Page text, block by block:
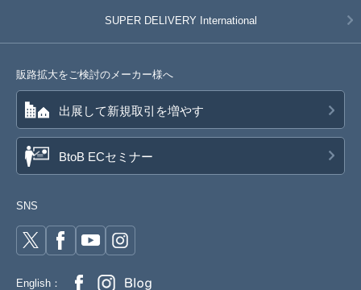
SUPER DELIVERY International
販路拡大をご検討のメーカー様へ
出展して新規取引を増やす
BtoB ECセミナー
SNS
English：